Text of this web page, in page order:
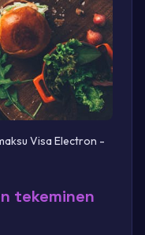
Visa Electron -
tekeminen